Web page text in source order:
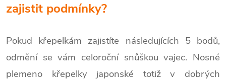
zajistit podmínky?
Pokud křepelkám zajistíte následujících 5 bodů,
odmění se vám celoroční snůškou vajec. Nosné
plemeno křepelky japonské totiž v dobrých